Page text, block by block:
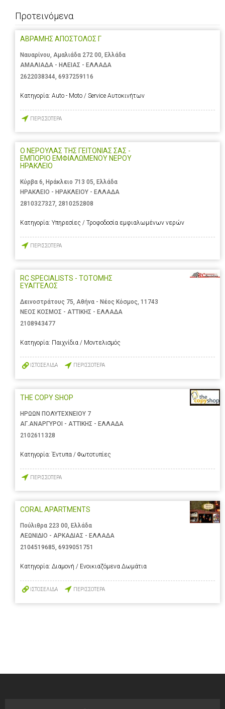
Προτεινόμενα
ΑΒΡΑΜΗΣ ΑΠΟΣΤΟΛΟΣ Γ
Ναυαρίνου, Αμαλιάδα 272 00, Ελλάδα
ΑΜΑΛΙΑΔΑ - ΗΛΕΙΑΣ - ΕΛΛΑΔΑ
2622038344, 6937259116
Κατηγορία: Auto - Moto / Service Αυτοκινήτων
ΠΕΡΙΣΣΟΤΕΡΑ
Ο ΝΕΡΟΥΛΑΣ ΤΗΣ ΓΕΙΤΟΝΙΑΣ ΣΑΣ -
ΕΜΠΟΡΙΟ ΕΜΦΙΑΛΩΜΕΝΟΥ ΝΕΡΟΥ
ΗΡΑΚΛΕΙΟ
Κύρβα 6, Ηράκλειο 713 05, Ελλάδα
ΗΡΑΚΛΕΙΟ - ΗΡΑΚΛΕΙΟΥ - ΕΛΛΑΔΑ
2810327327, 2810252808
Κατηγορία: Υπηρεσίες / Τροφοδοσία εμφιαλωμένων νερών
ΠΕΡΙΣΣΟΤΕΡΑ
RC SPECIALISTS - ΤΟΤΟΜΗΣ
ΕΥΑΓΓΕΛΟΣ
Δεινοστράτους 75, Αθήνα - Νέος Κόσμος, 11743
ΝΕΟΣ ΚΟΣΜΟΣ - ΑΤΤΙΚΗΣ - ΕΛΛΑΔΑ
2108943477
Κατηγορία: Παιχνίδια / Μοντελισμός
ΙΣΤΟΣΕΛΙΔΑ ΠΕΡΙΣΣΟΤΕΡΑ
THE COPY SHOP
ΗΡΩΩΝ ΠΟΛΥΤΕΧΝΕΙΟΥ 7
ΑΓ.ΑΝΑΡΓΥΡΟΙ - ΑΤΤΙΚΗΣ - ΕΛΛΑΔΑ
2102611328
Κατηγορία: Έντυπα / Φωτοτυπίες
ΠΕΡΙΣΣΟΤΕΡΑ
CORAL APARTMENTS
Πούλιθρα 223 00, Ελλάδα
ΛΕΩΝΙΔΙΟ - ΑΡΚΑΔΙΑΣ - ΕΛΛΑΔΑ
2104519685, 6939051751
Κατηγορία: Διαμονή / Ενοικιαζόμενα Δωμάτια
ΙΣΤΟΣΕΛΙΔΑ ΠΕΡΙΣΣΟΤΕΡΑ